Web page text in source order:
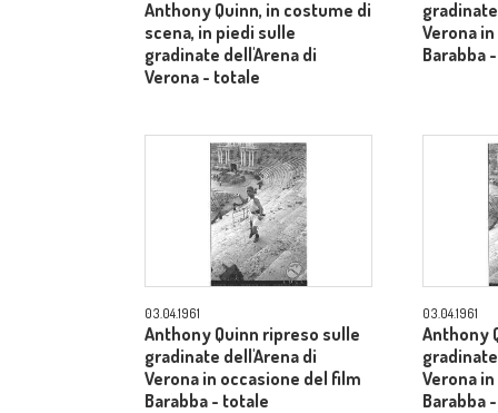
Anthony Quinn, in costume di
scena, in piedi sulle
gradinate dell'Arena di
Verona - totale
Verona
Barabba
03.04.1961
Anthony Quinn ripreso sulle
gradinate dell'Arena di
Verona in occasione del film
Barabba - totale
03.04.1961
Anthony
Verona
Barabba